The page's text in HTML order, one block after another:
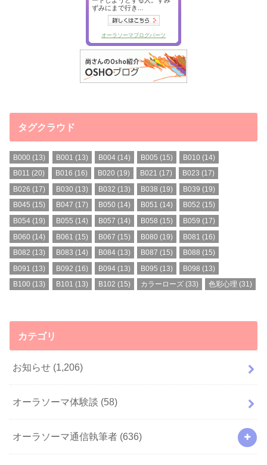
タグクラウド
B000 (13) B001 (13) B004(14) B005 (15) B010 (14)
B011 (20) B016 (16) B020 (19) B021 (17) B023 (17)
B026 (17) B030 (13) B032 (13) B038 (19) B039 (19)
B045 (15) B047 (17) B050 (14) B051 (14) B052 (15)
B054 (19) B055 (14) B057 (14) B058 (15) B059 (17)
B060 (14) B061 (15) B067 (15) B080 (19) B081 (16)
B082 (13) B083 (14) B084(13) B087 (15) B088 (15)
B091 (13) B092 (16) B094(13) B095 (13) B098 (13)
B100 (13) B101 (13) B102 (15) カラーローズ (33) 色彩心理 (31)
カテゴリ
お知らせ (1,206)
オーラソーマ体験談 (58)
オーラソーマ通信執筆者 (636)